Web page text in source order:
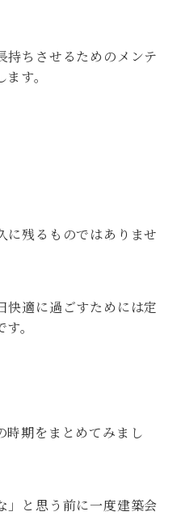
持ちさせるためのメンテ
す。
に残るものではありませ
快適に過ごすためには定
。
時期をまとめてみまし
」と思う前に一度建築会